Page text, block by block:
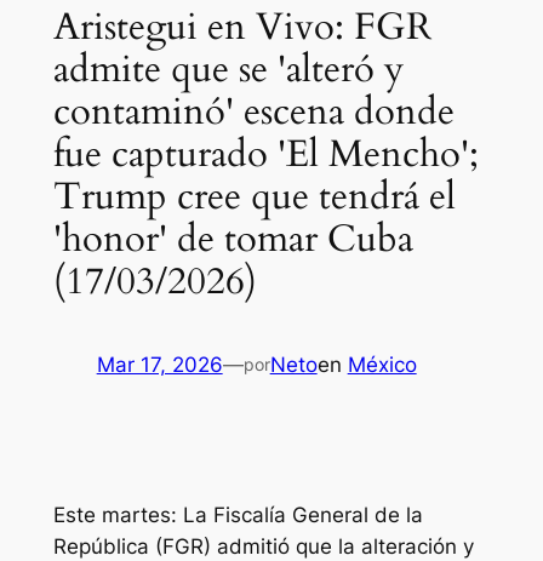
Aristegui en Vivo: FGR
admite que se 'alteró y
contaminó' escena donde
fue capturado 'El Mencho';
Trump cree que tendrá el
'honor' de tomar Cuba
(17/03/2026)
Mar 17, 2026—porNetoen México
Este martes: La Fiscalía General de la
República (FGR) admitió que la alteración y